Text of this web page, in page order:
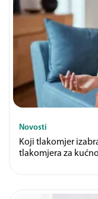
Novosti
Koji tlakomjer
tlakomjera za